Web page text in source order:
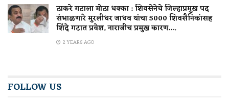
ठाकरे गटाला मोठा धक्का : शिवसेनेचे जिल्हाप्रमुख पद
संभाळणारे मुरलीधर जाधव यांचा 5000 शिवसैनिकांसह
शिंदे गटात प्रवेश, नाराजीच प्रमुख कारण….
2 YEARS AGO
FOLLOW US